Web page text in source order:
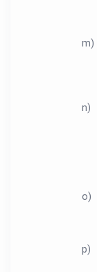
m)
n)
o)
p)